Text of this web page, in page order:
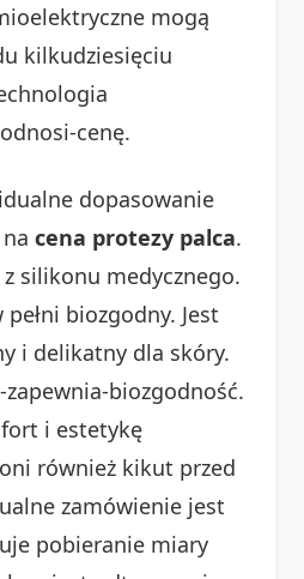
mogą
kilkudziesięciu
cenę.
dopasowanie
cena protezy palca.
silikonu medycznego.
biozgodny. Jest
i delikatny dla skóry.
biozgodność.
i estetykę
również kikut przed
zamówienie jest
pobieranie miary